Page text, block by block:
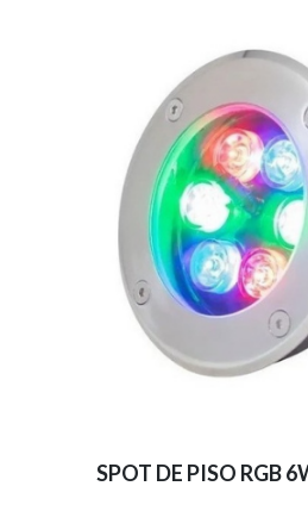
SPOT DE PISO RGB